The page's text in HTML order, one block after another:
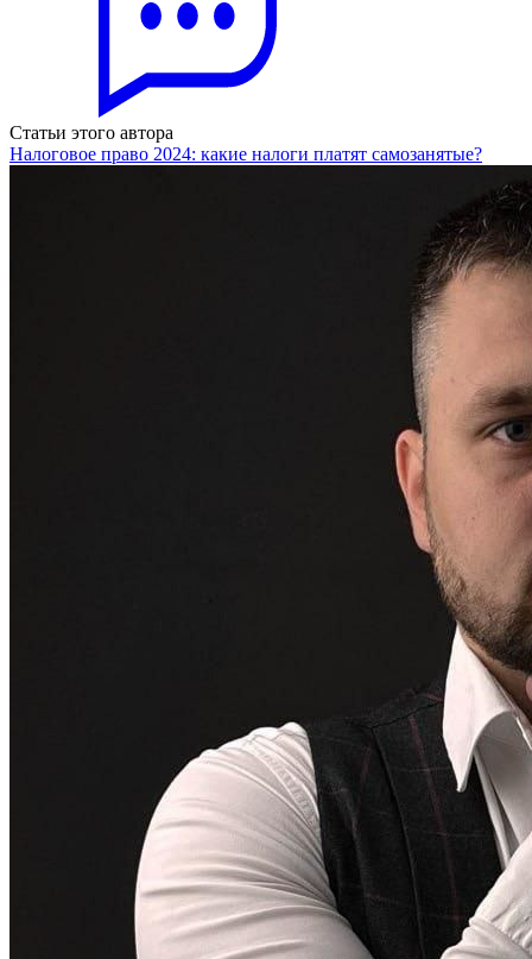
Статьи этого автора
Налоговое право 2024: какие налоги платят самозанятые?